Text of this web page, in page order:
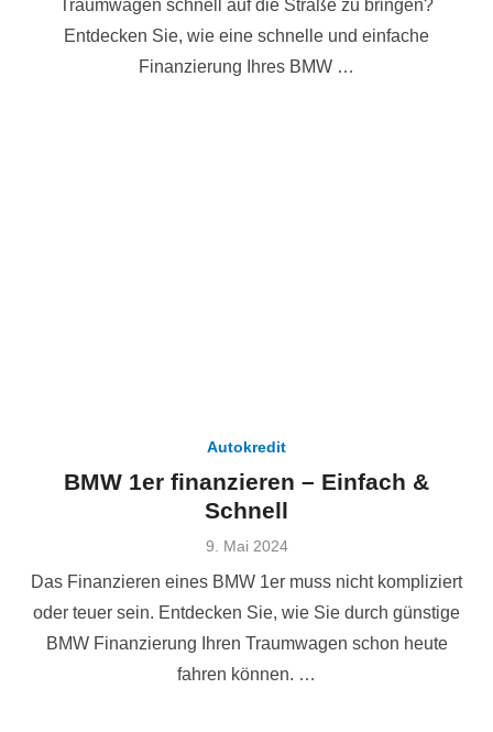
Traumwagen schnell auf die Straße zu bringen?
Entdecken Sie, wie eine schnelle und einfache
Finanzierung Ihres BMW …
Autokredit
BMW 1er finanzieren – Einfach &
Schnell
Veröffentlicht
9. Mai 2024
Das Finanzieren eines BMW 1er muss nicht kompliziert
oder teuer sein. Entdecken Sie, wie Sie durch günstige
BMW Finanzierung Ihren Traumwagen schon heute
fahren können. …